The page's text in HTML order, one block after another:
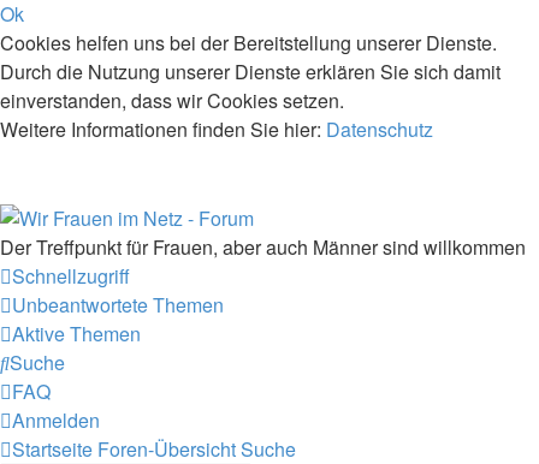
Ok
Cookies helfen uns bei der Bereitstellung unserer Dienste.
Durch die Nutzung unserer Dienste erklären Sie sich damit
einverstanden, dass wir Cookies setzen.
Weitere Informationen finden Sie hier: Datenschutz
Der Treffpunkt für Frauen, aber auch Männer sind willkommen
Schnellzugriff
Unbeantwortete Themen
Aktive Themen
Suche
FAQ
Anmelden
Startseite Foren-ÜbersichtSuche